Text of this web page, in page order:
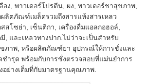
อง, พาวเดอร์โปรตีน, ผง, พาวเดอร์ชาสุขภาพ,
ลิตภัณฑ์เมล็ดรวมถึงสารแห้งสารเหลว
สโซย่า, เซ็นติกา, เครื่องดื่มแอลกอฮอล์,
และเหลวทางปาก.ไม่ว่าจะเป็นสําหรับ
ขภาพ, หรือผลิตภัณฑ์ยา อุปกรณ์ให้การชั่งและ
ชํารุด พร้อมกับการชั่งตรวจสอบที่แม่นยําการ
อย่างเต็มที่กับมาตรฐานคุณภาพ.